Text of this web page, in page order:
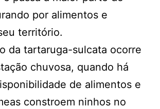
por alimentos e
território.
da tartaruga-sulcata ocorre
chuvosa, quando há
de alimentos e
constroem ninhos no